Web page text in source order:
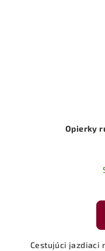
Opierky
Cestujúci jazdiaci